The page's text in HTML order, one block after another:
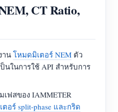
CT Ratio,
าน โหมดมิเตอร์ NEM ตัว
นในการใช้ API สำหรับการ
เฟสของ IAMMETER
ตอร์ split-phase และกริด